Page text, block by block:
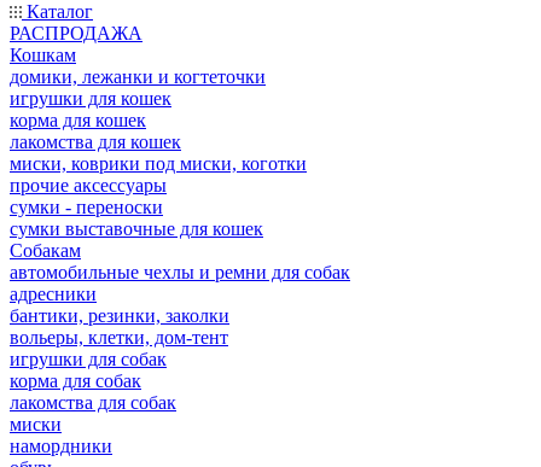
Каталог
РАСПРОДАЖА
Кошкам
домики, лежанки и когтеточки
игрушки для кошек
корма для кошек
лакомства для кошек
миски, коврики под миски, коготки
прочие аксессуары
сумки - переноски
сумки выставочные для кошек
Собакам
автомобильные чехлы и ремни для собак
адресники
бантики, резинки, заколки
вольеры, клетки, дом-тент
игрушки для собак
корма для собак
лакомства для собак
миски
намордники